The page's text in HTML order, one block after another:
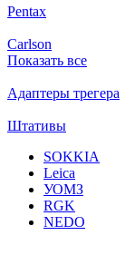
Pentax
Carlson
Показать все
Адаптеры трегера
Штативы
SOKKIA
Leica
УОМЗ
RGK
NEDO